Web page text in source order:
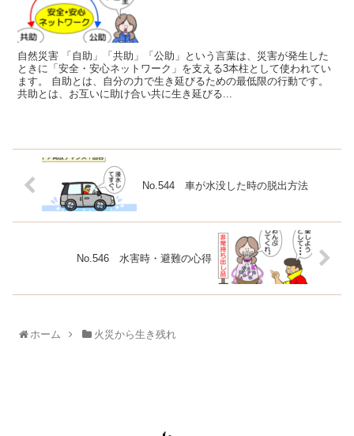
自然災害 「自助」「共助」「公助」という言葉は、災害が発生した
ときに「安全・安心ネットワーク」を支える3本柱として使われてい
ます。 自助とは、自分の力で生き延びるための最低限の行動です。
共助とは、お互いに助け合い共に生き延びる...
No.544 車が水没した時の脱出方法
No.546 水害時・避難の心得
ホーム 火災から生き残れ